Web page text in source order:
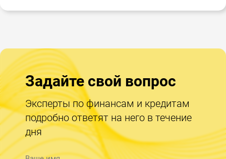
Задайте свой вопрос
Эксперты по финансам и кредитам
подробно ответят на него в течение
дня